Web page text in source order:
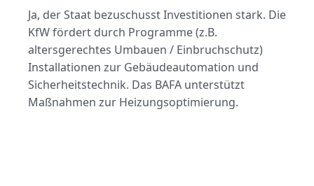
Ja, der Staat bezuschusst Investitionen stark. Die
KfW fördert durch Programme (z.B.
altersgerechtes Umbauen / Einbruchschutz)
Installationen zur Gebäudeautomation und
Sicherheitstechnik. Das BAFA unterstützt
Maßnahmen zur Heizungsoptimierung.